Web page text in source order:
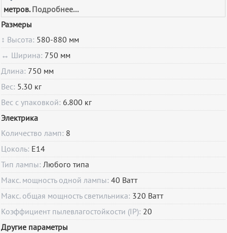
метров. Подробнее...
Размеры
↕ Высота: 580-880 мм
↔ Ширина: 750 мм
Длина: 750 мм
Вес: 5.30 кг
Вес с упаковкой: 6.800 кг
Электрика
Количество ламп: 8
Цоколь: E14
Тип лампы:Любого типа
Макс. мощность одной лампы:40 Ватт
Макс. общая мощность светильника: 320 Ватт
Коэффициент пылевлагостойкости (IP): 20
Другие параметры